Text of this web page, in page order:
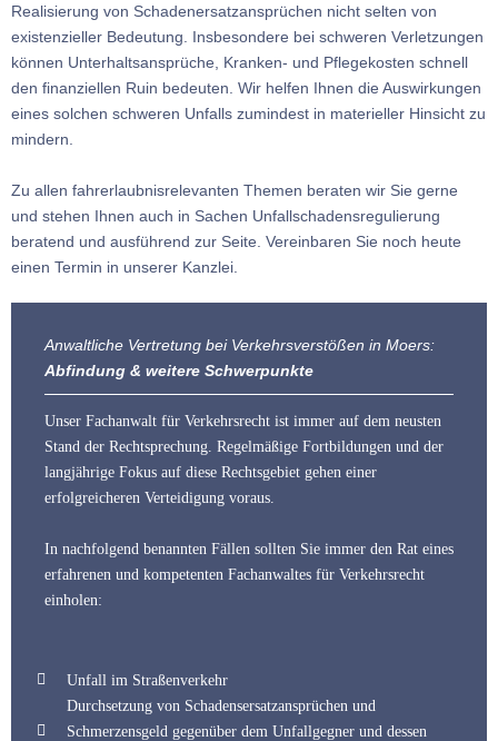
Realisierung von Schadenersatzansprüchen nicht selten von
existenzieller Bedeutung. Insbesondere bei schweren Verletzungen
können Unterhaltsansprüche, Kranken- und Pflegekosten schnell
den finanziellen Ruin bedeuten. Wir helfen Ihnen die Auswirkungen
eines solchen schweren Unfalls zumindest in materieller Hinsicht zu
mindern.
Zu allen fahrerlaubnisrelevanten Themen beraten wir Sie gerne
und stehen Ihnen auch in Sachen Unfallschadensregulierung
beratend und ausführend zur Seite. Vereinbaren Sie noch heute
einen Termin in unserer Kanzlei.
Anwaltliche Vertretung bei Verkehrsverstößen in Moers:
Abfindung & weitere Schwerpunkte
Unser Fachanwalt für Verkehrsrecht ist immer auf dem neusten
Stand der Rechtsprechung. Regelmäßige Fortbildungen und der
langjährige Fokus auf diese Rechtsgebiet gehen einer
erfolgreicheren Verteidigung voraus.
In nachfolgend benannten Fällen sollten Sie immer den Rat eines
erfahrenen und kompetenten Fachanwaltes für Verkehrsrecht
einholen:
Unfall im Straßenverkehr
Durchsetzung von Schadensersatzansprüchen und
Schmerzensgeld gegenüber dem Unfallgegner und dessen